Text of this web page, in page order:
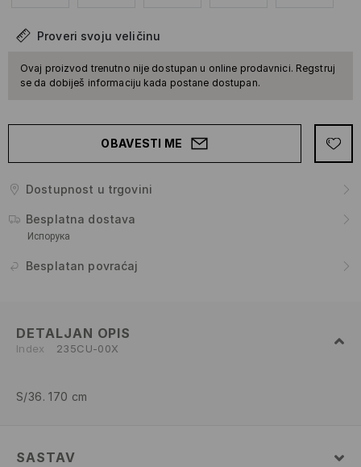
Proveri svoju veličinu
Ovaj proizvod trenutno nije dostupan u online prodavnici. Regstruj
se da dobiješ informaciju kada postane dostupan.
OBAVESTI ME
Dostupnost u trgovini
Besplatna dostava
Испорука
Besplatan povraćaj
DETALJAN OPIS
Index 235CU-00X
S/36. 170 cm
SASTAV